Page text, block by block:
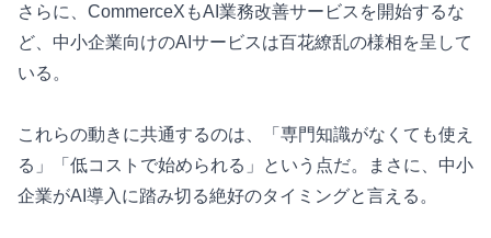
さらに、CommerceXもAI業務改善サービスを開始するな
ど、中小企業向けのAIサービスは百花繚乱の様相を呈して
いる。
これらの動きに共通するのは、「専門知識がなくても使え
る」「低コストで始められる」という点だ。まさに、中小
企業がAI導入に踏み切る絶好のタイミングと言える。